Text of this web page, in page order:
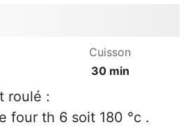
Cuisson
30 min
roulé :
four th 6 soit 180 °c .